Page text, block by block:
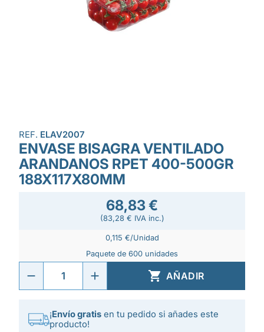
REF. ELAV2007
ENVASE BISAGRA VENTILADO
ARANDANOS RPET 400-500GR
188X117X80MM
68,83 €
(83,28 € IVA inc.)
0,115 €/Unidad
Paquete de 600 unidades
 AÑADIR
¡Envío gratis en tu pedido si añades este
producto!